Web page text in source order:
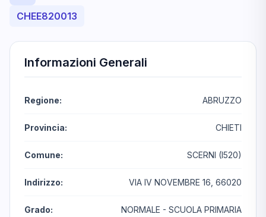
CHEE820013
Informazioni Generali
Regione: ABRUZZO
Provincia: CHIETI
Comune: SCERNI (I520)
Indirizzo: VIA IV NOVEMBRE 16, 66020
Grado: NORMALE - SCUOLA PRIMARIA